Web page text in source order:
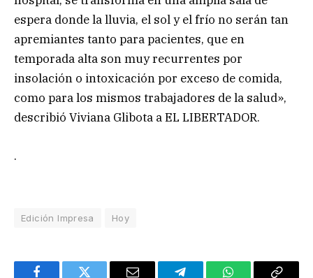
espera donde la lluvia, el sol y el frío no serán tan
apremiantes tanto para pacientes, que en
temporada alta son muy recurrentes por
insolación o intoxicación por exceso de comida,
como para los mismos trabajadores de la salud»,
describió Viviana Glibota a EL LIBERTADOR.
.
Edición Impresa Hoy